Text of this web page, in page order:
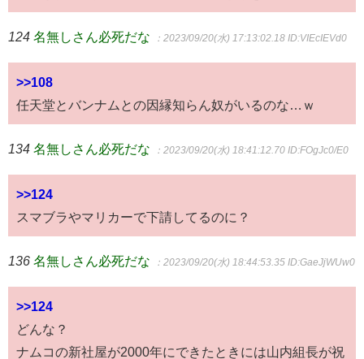
124 名無しさん必死だな ：2023/09/20(水) 17:13:02.18 ID:VIEcIEVd0
>>108
任天堂とバンナムとの因縁知らん奴がいるのな…ｗ
134 名無しさん必死だな ：2023/09/20(水) 18:41:12.70 ID:FOgJc0/E0
>>124
スマブラやマリカーで下請してるのに？
136 名無しさん必死だな ：2023/09/20(水) 18:44:53.35 ID:GaeJjWUw0
>>124
どんな？
ナムコの新社屋が2000年にできたときには山内組長が祝